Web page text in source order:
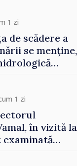
1 zi
de scădere a
se menține,
1 zi
în vizită la
examinată